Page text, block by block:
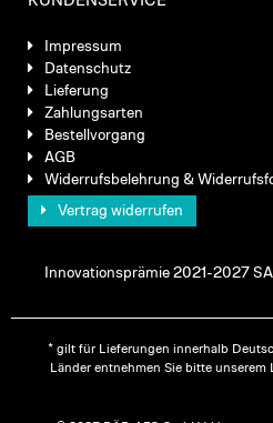
Impressum
Datenschutz
Lieferung
Zahlungsarten
Bestellvorgang
AGB
Widerrufsbelehrung &
Vertrag widerrufen
Innovationsprämie 2021-2027
* gilt für Lieferungen innerhalb
Länder entnehmen Sie bitte unserem